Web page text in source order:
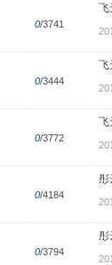
0/3741
飞
0/3444
飞
0/3772
飞
0/4184
彤
0/3794
彤